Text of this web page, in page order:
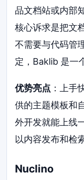
品文档站或内部
核心诉求是把文
不需要与代码管
定，Baklib 是一
优势亮点 ：上手
供的主题模板和
外开发就能上线
以内容发布和检
Nuclino